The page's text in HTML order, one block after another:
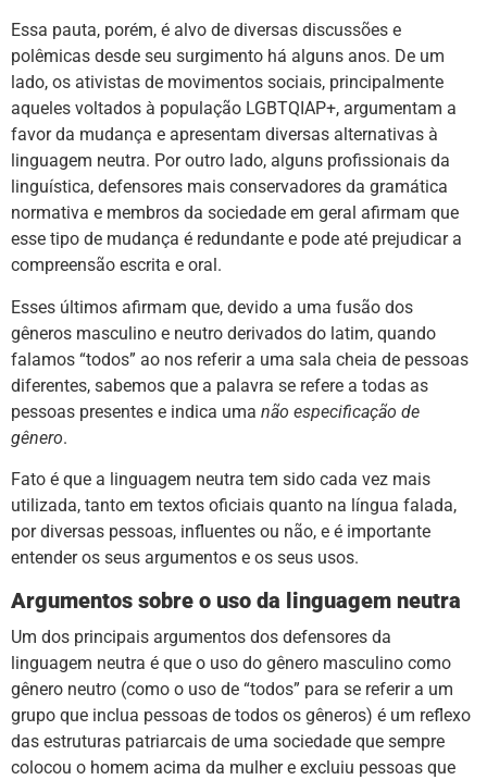
Essa pauta, porém, é alvo de diversas discussões e
polêmicas desde seu surgimento há alguns anos. De um
lado, os ativistas de movimentos sociais, principalmente
aqueles voltados à população LGBTQIAP+, argumentam a
favor da mudança e apresentam diversas alternativas à
linguagem neutra. Por outro lado, alguns profissionais da
linguística, defensores mais conservadores da gramática
normativa e membros da sociedade em geral afirmam que
esse tipo de mudança é redundante e pode até prejudicar a
compreensão escrita e oral.
Esses últimos afirmam que, devido a uma fusão dos
gêneros masculino e neutro derivados do latim, quando
falamos “todos” ao nos referir a uma sala cheia de pessoas
diferentes, sabemos que a palavra se refere a todas as
pessoas presentes e indica uma não especificação de
gênero.
Fato é que a linguagem neutra tem sido cada vez mais
utilizada, tanto em textos oficiais quanto na língua falada,
por diversas pessoas, influentes ou não, e é importante
entender os seus argumentos e os seus usos.
Argumentos sobre o uso da linguagem neutra
Um dos principais argumentos dos defensores da
linguagem neutra é que o uso do gênero masculino como
gênero neutro (como o uso de “todos” para se referir a um
grupo que inclua pessoas de todos os gêneros) é um reflexo
das estruturas patriarcais de uma sociedade que sempre
colocou o homem acima da mulher e excluiu pessoas que